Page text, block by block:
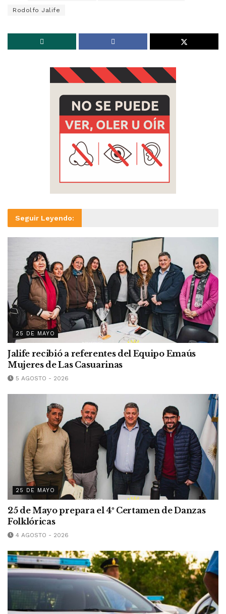
Rodolfo Jalife
Seguir Leyendo:
25 DE MAYO
Jalife recibió a referentes del Equipo Emaús
Mujeres de Las Casuarinas
5 AGOSTO - 2026
25 DE MAYO
25 de Mayo prepara el 4º Certamen de Danzas
Folklóricas
4 AGOSTO - 2026